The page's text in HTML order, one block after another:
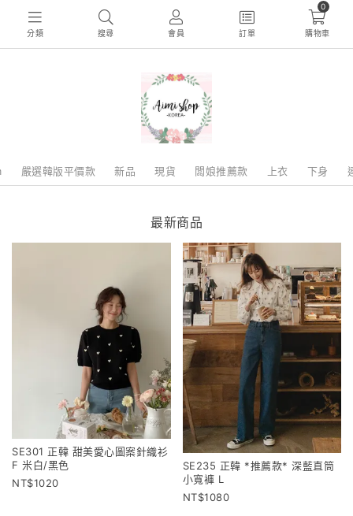
分類 搜尋 會員 訂單
0
購物車
嚴選韓版平價款 新品 現貨 闆娘推薦款 上衣 下身
最新商品
SE301 正韓 甜美愛心圖案針織衫
F 米白/黑色
1020
SE235 正韓 *推薦款* 深藍直筒
小寬褲 L
1080